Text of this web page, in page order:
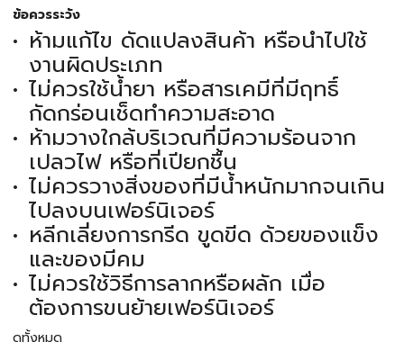
ข้อควรระวัง
ห้ามแก้ไข ดัดแปลงสินค้า หรือนำไปใช้
งานผิดประเภท
ไม่ควรใช้น้ำยา หรือสารเคมีที่มีฤทธิ์
กัดกร่อนเช็ดทำความสะอาด
ห้ามวางใกล้บริเวณที่มีความร้อนจาก
เปลวไฟ หรือที่เปียกชื้น
ไม่ควรวางสิ่งของที่มีน้ำหนักมากจนเกิน
ไปลงบนเฟอร์นิเจอร์
หลีกเลี่ยงการกรีด ขูดขีด ด้วยของแข็ง
และของมีคม
ไม่ควรใช้วิธีการลากหรือผลัก เมื่อ
ต้องการขนย้ายเฟอร์นิเจอร์
ดูทั้งหมด